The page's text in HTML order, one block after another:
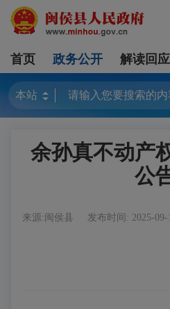
首页 政务公开 解读回应
余孙真不动产
公
来源:闽侯县 发布时间: 2025-09-